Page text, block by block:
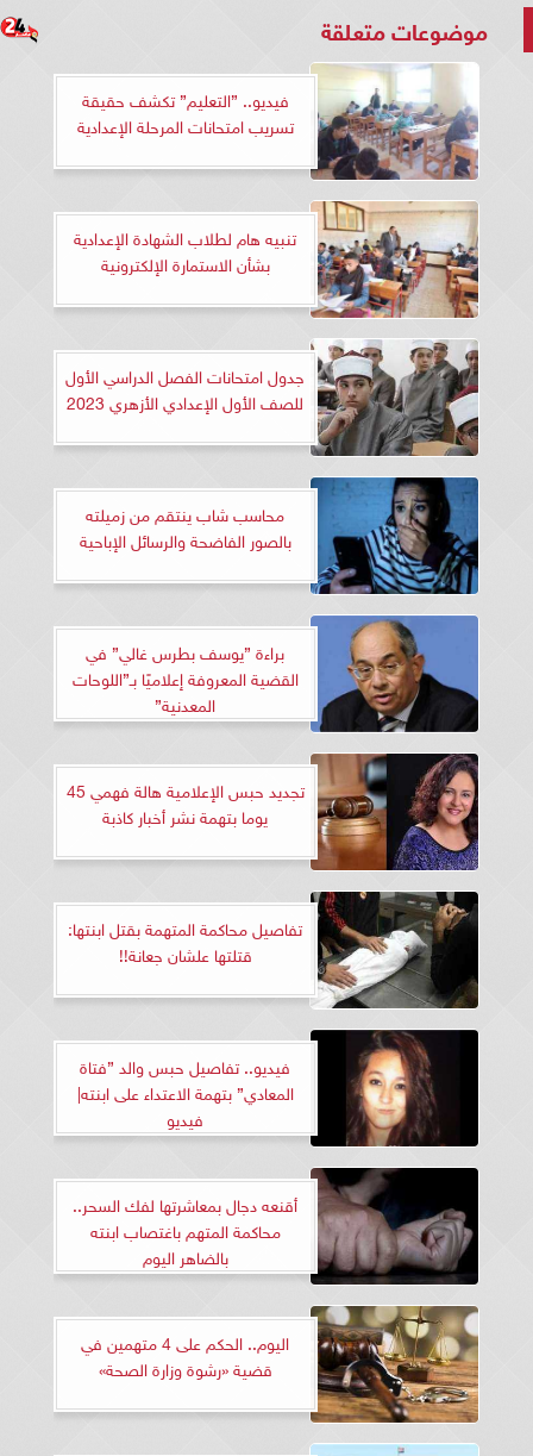
موضوعات متعلقة
فيديو.. ”التعليم” تكشف حقيقة
تسريب امتحانات المرحلة الإعدادية
تنبيه هام لطلاب الشهادة الإعدادية
بشأن الاستمارة الإلكترونية
جدول امتحانات الفصل الدراسي الأول
للصف الأول الإعدادي الأزهري 2023
محاسب شاب ينتقم من زميلته
بالصور الفاضحة والرسائل الإباحية
براءة ”يوسف بطرس غالي” في
القضية المعروفة إعلاميًا بـ”اللوحات
المعدنية”
تجديد حبس الإعلامية هالة فهمي 45
يوما بتهمة نشر أخبار كاذبة
تفاصيل محاكمة المتهمة بقتل ابنتها:
قتلتها علشان جعانة!!
فيديو.. تفاصيل حبس والد ”فتاة
المعادي” بتهمة الاعتداء على ابنته|
فيديو
أقنعه دجال بمعاشرتها لفك السحر..
محاكمة المتهم باغتصاب ابنته
بالضاهر اليوم
اليوم.. الحكم على 4 متهمين في
قضية «رشوة وزارة الصحة»